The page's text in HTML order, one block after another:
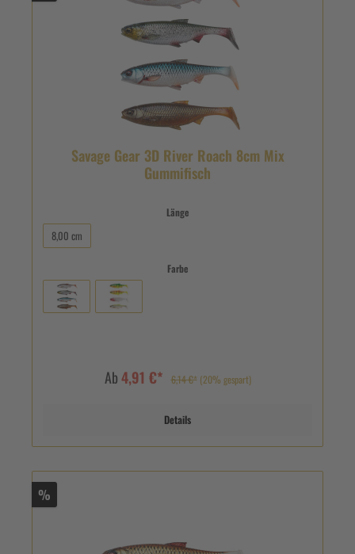
Savage Gear 3D River Roach 8cm Mix
Gummifisch
Länge
8,00 cm
Farbe
Ab4,91 €* 6,14 €* (20% gespart)
Details
%